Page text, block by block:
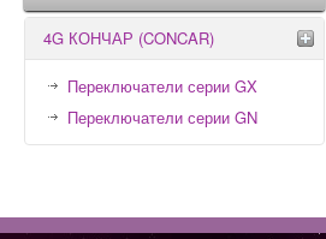
4G КОНЧАР (CONCAR)
Переключатели серии GX
Переключатели серии GN